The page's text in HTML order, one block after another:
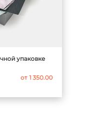
упаковке
от 1 350.00